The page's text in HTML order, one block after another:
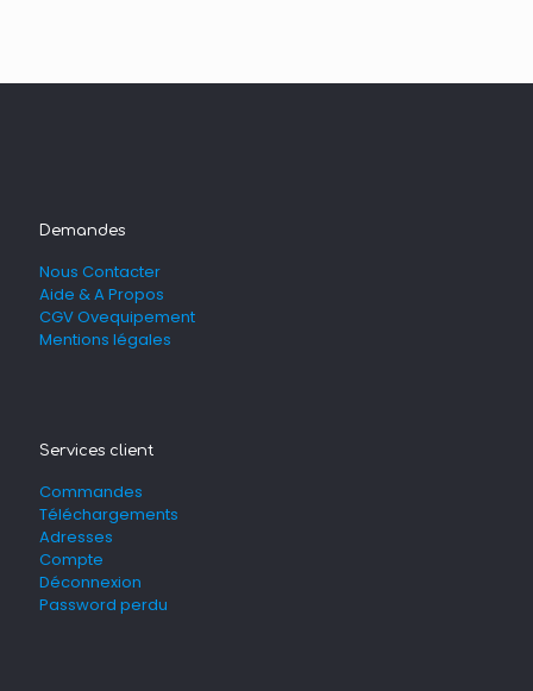
Demandes
Nous Contacter
Aide & A Propos
CGV Ovequipement
Mentions légales
Services client
Commandes
Téléchargements
Adresses
Compte
Déconnexion
Password perdu